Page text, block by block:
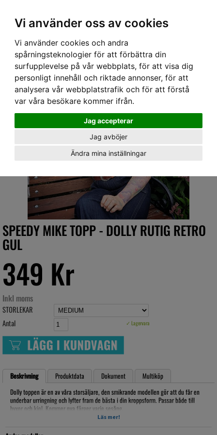
Vi använder oss av cookies
Vi använder cookies och andra
spårningsteknologier för att förbättra din
surfupplevelse på vår webbplats, för att visa dig
personligt innehåll och riktade annonser, för att
analysera vår webbplatstrafik och för att förstå
var våra besökare kommer ifrån.
Jag accepterar
Jag avböjer
Ändra mina inställningar
Hem› DAM›PLUS-STORLEKAR› SPEEDY MIKE TOPP - DOLLY RUTIG RETRO GUL
SPEEDY MIKE TOPP - DOLLY RUTIG RETRO
GUL
349 Kr
Inkl moms
STORLEKAR
Antal
✓ Lagervara
Beskrivning Produktdata Dokument
Multiköp
Dolly toppen är en av våra storsäljare, den smikrande modellen gör att du får en
underbar urringning och lyfter fram de bästa i din kroppsform. Passar både till
byxor och kjol. Kommer nya färger varje sesång.
Material 100% bomull, med dragkedja i sidan. ärmen har resår för den rätta
Tvättråd: vi rekommenderar handtvätt eller 30 grader skonsamtvätt i maskin,
Läs mer!